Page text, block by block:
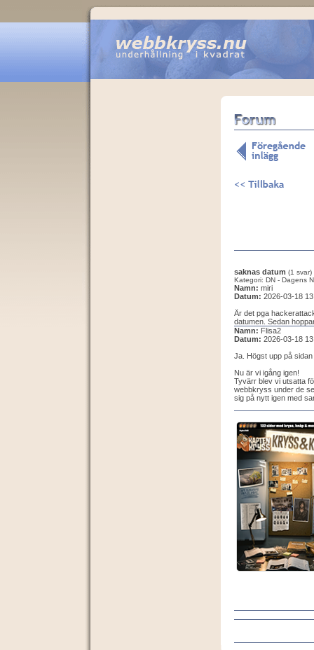
saknas datum (1 svar)
Kategori: DN - Dagens
Namn: miri
Datum: 2026-03-18
Är det pga
datumen. Sedan
Namn: Flisa2
Datum: 2026-03-18
Ja. Högst upp på
Nu är vi igång igen!
Tyvärr blev vi utsatta
webbkryss under de
sig på nytt igen med